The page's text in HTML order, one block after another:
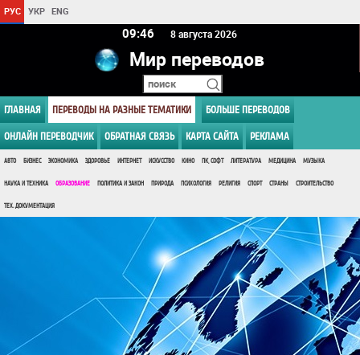
РУС УКР ENG
09 46 8 августа 2026
Мир переводов
ГЛАВНАЯ ПЕРЕВОДЫ НА РАЗНЫЕ ТЕМАТИКИ БОЛЬШЕ ПЕРЕВОДОВ
ОНЛАЙН ПЕРЕВОДЧИК ОБРАТНАЯ СВЯЗЬ КАРТА САЙТА РЕКЛАМА
АВТО БИЗНЕС ЭКОНОМИКА ЗДОРОВЬЕ ИНТЕРНЕТ ИСКУССТВО КИНО ПК, СОФТ ЛИТЕРАТУРА МЕДИЦИНА МУЗЫКА
НАУКА И ТЕХНИКА ОБРАЗОВАНИЕ ПОЛИТИКА И ЗАКОН ПРИРОДА ПСИХОЛОГИЯ РЕЛИГИЯ СПОРТ СТРАНЫ СТРОИТЕЛЬСТВО
ТЕХ. ДОКУМЕНТАЦИЯ